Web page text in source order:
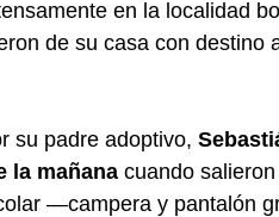
en la localidad
de su casa con destino
su padre adoptivo,
la mañana cuando
—campera y pantalón